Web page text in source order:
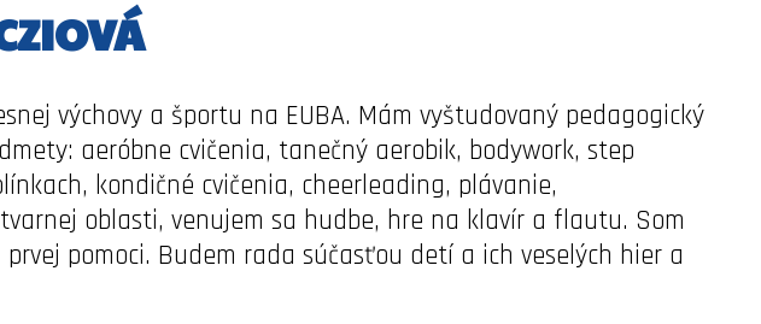
výchovy a športu na EUBA. Mám vyštudovaný pedagogický
aeróbne cvičenia, tanečný aerobik, bodywork, step
kondičné cvičenia, cheerleading, plávanie,
oblasti, venujem sa hudbe, hre na klavír a flautu. Som
pomoci. Budem rada súčasťou detí a ich veselých hier a